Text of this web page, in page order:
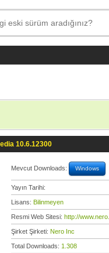
10.6.12300
Mevcut Downloads: Windows
Yayın Tarihi:
Lisans: Bilinmeyen
Resmi Web Sitesi: http://
Şirket Şirketi: Nero Inc
Total Downloads: 1.308